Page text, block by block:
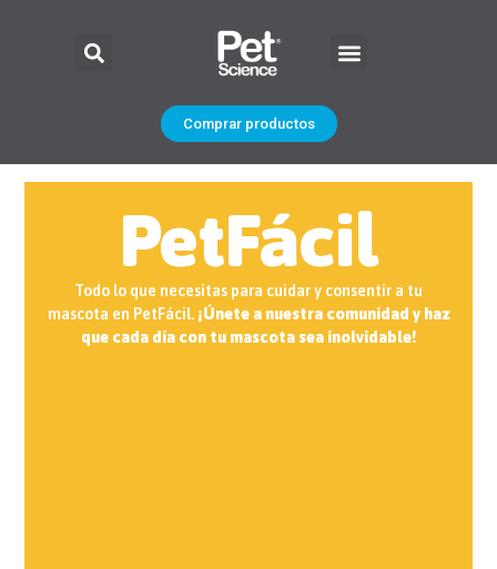
Comprar productos
PetFácil
Todo lo que necesitas para cuidar y consentir a tu
mascota en PetFácil. ¡Únete a nuestra comunidad y haz
que cada día con tu mascota sea inolvidable!